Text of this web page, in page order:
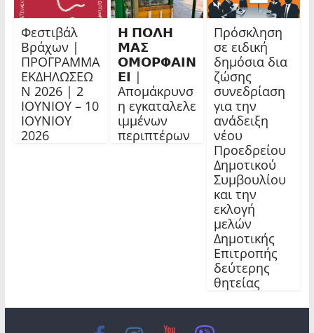
Φεστιβάλ
Βράχων |
ΠΡΟΓΡΑΜΜΑ
ΕΚΔΗΛΩΣΕΩ
Ν 2026 | 2
ΙΟΥΝΙΟΥ – 10
ΙΟΥΝΙΟΥ
2026
𝝜 𝝥𝝤𝝠𝝜
𝝡𝝖𝝨
𝝤𝝡𝝤𝝦𝝫𝝖𝝞𝝢
𝝚𝝞 |
Απομάκρυνσ
η εγκαταλελε
ιμμένων
περιπτέρων
Πρόσκληση
σε ειδική
δημόσια δια
ζώσης
συνεδρίαση
για την
ανάδειξη
νέου
Προεδρείου
Δημοτικού
Συμβουλίου
και την
εκλογή
μελών
Δημοτικής
Επιτροπής
δεύτερης
θητείας